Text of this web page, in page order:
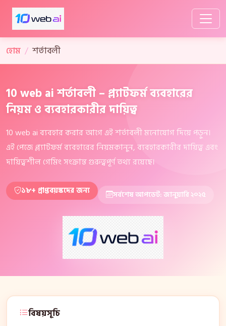
হোম শর্তাবলী
10 web ai শর্তাবলী – প্ল্যাটফর্ম ব্যবহারের
নিয়ম ও ব্যবহারকারীর দায়িত্ব
10 web ai ব্যবহার করার আগে এই শর্তাবলী মনোযোগ দিয়ে পড়ুন।
এই পেজে প্ল্যাটফর্ম ব্যবহারের নিয়মকানুন, ব্যবহারকারীর দায়িত্ব এবং
দায়িত্বশীল গেমিং সংক্রান্ত গুরুত্বপূর্ণ তথ্য রয়েছে।
১৮+ প্রাপ্তবয়স্কদের জন্য সর্বশেষ আপডেট: জানুয়ারি ২০২৫
বিষয়সূচি